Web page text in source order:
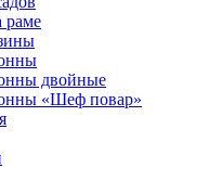
раме
двойные
«Шеф повар»